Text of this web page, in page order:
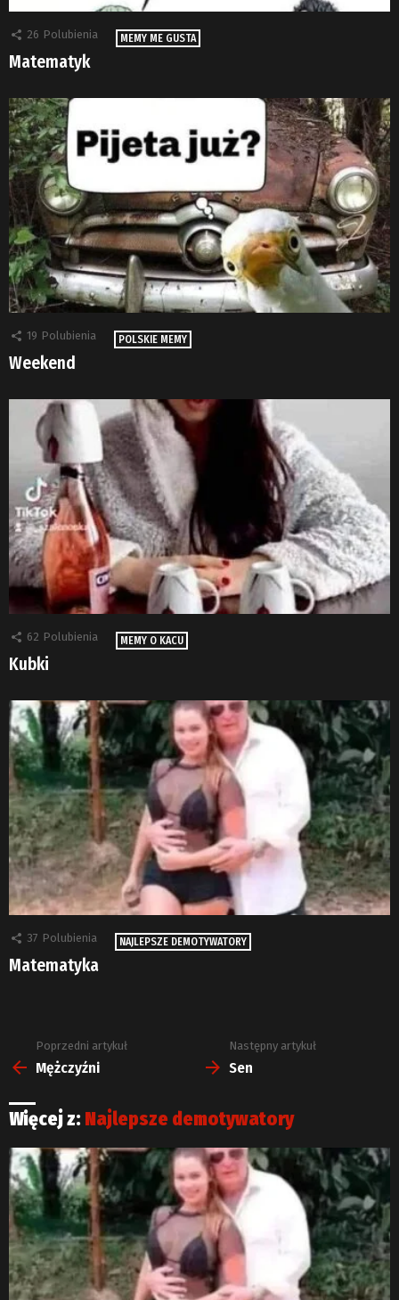
26 Polubienia MEMY ME GUSTA
Matematyk
19 Polubienia POLSKIE MEMY
Weekend
62 Polubienia MEMY O KACU
Kubki
37 Polubienia NAJLEPSZE DEMOTYWATORY
Matematyka
Zobacz
więcej
Poprzedni artykuł
Mężczyźni
Następny artykuł
Sen
Więcej z: Najlepsze demotywatory